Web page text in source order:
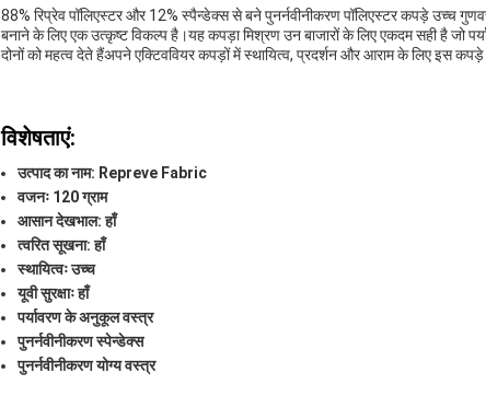
88% रिप्रेव पॉलिएस्टर और 12% स्पैन्डेक्स से बने पुनर्नवीनीकरण पॉलिएस्टर कपड़े उच्च
बनाने के लिए एक उत्कृष्ट विकल्प है।यह कपड़ा मिश्रण उन बाजारों के लिए एकदम सही है जो
दोनों को महत्व देते हैंअपने एक्टिववियर कपड़ों में स्थायित्व, प्रदर्शन और आराम के लिए इस
विशेषताएं:
उत्पाद का नाम: Repreve Fabric
वजनः 120 ग्राम
आसान देखभाल: हाँ
त्वरित सूखना: हाँ
स्थायित्वः उच्च
यूवी सुरक्षाः हाँ
पर्यावरण के अनुकूल वस्त्र
पुनर्नवीनीकरण स्पेन्डेक्स
पुनर्नवीनीकरण योग्य वस्त्र